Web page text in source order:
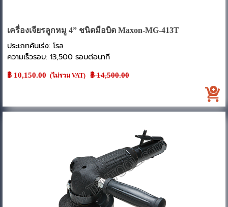
เครื่องเจียรลูกหมู 4” ชนิดมือบิด Maxon-MG-413T
ประเภทคันเร่ง: โรล
ความเร็วรอบ: 13,500 รอบต่อนาที
กำลัง: 1.0 แรงม้า (0.75 กิโลวัตต์)
ความยาวรวม: 216 มม.
฿ 10,150.00 (ไม่รวม VAT) Price without discount
฿ 14,500.00